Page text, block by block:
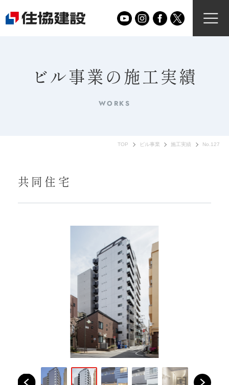
ビル事業の施工実績
WORKS
TOP ビル事業 施工実績 No.127
共同住宅